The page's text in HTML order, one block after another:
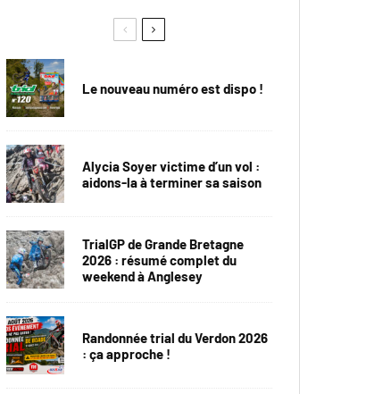
Le nouveau numéro est dispo !
Alycia Soyer victime d’un vol :
aidons-la à terminer sa saison
TrialGP de Grande Bretagne
2026 : résumé complet du
weekend à Anglesey
Randonnée trial du Verdon 2026
: ça approche !